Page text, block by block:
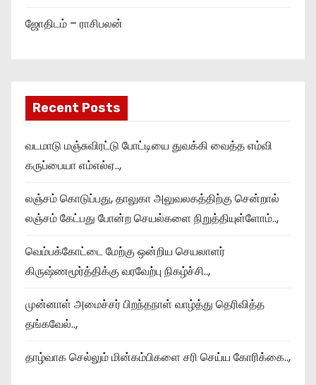
ஜோதிடம் – ராசிபலன்
Recent Posts
வடமாடு மஞ்சுவிரட்டு போட்டியை துவக்கி வைத்த எம்வி
கருப்பையா எம்எல்ஏ..,
லஞ்சம் கொடுப்பது, தாலுகா அலுவலகத்திற்கு சென்றால்
லஞ்சம் கேட்பது போன்ற செயல்களை நிறுத்தியுள்ளோம்..,
வெம்பக்கோட்டை மேற்கு ஒன்றிய செயலாளர்
கிருஷ்ணமூர்த்திக்கு வரவேற்பு நிகழ்ச்சி..,
முன்னாள் அமைச்சர் பிறந்தநாள் வாழ்த்து தெரிவித்த
தங்கவேல்..,
தாழ்வாக செல்லும் மின்கம்பிகளை சரி செய்ய கோரிக்கை..,